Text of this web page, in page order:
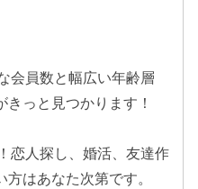
会員数と幅広い年齢層
っと見つかります！
恋人探し、婚活、友達作
はあなた次第です。